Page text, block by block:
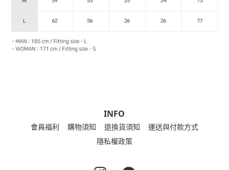
INFO
會員福利 購物須知 退換貨須知
運送與付款方式
隱私權政策